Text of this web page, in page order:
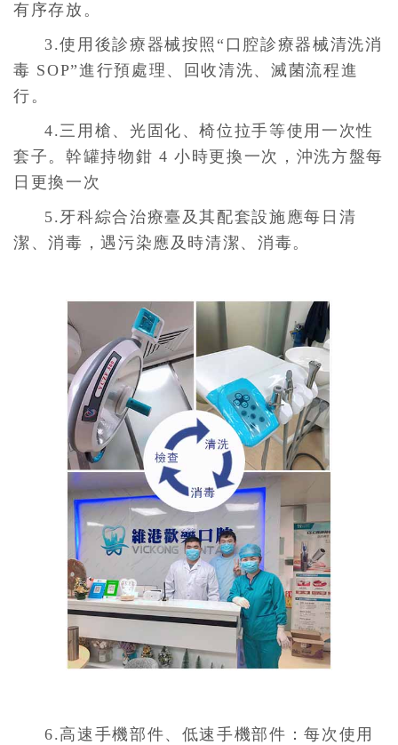
有序存放。
3.使用後診療器械按照“口腔診療器械清洗消
毒 SOP”進行預處理、回收清洗、滅菌流程進
行。
4.三用槍、光固化、椅位拉手等使用一次性
套子。幹罐持物鉗 4 小時更換一次，沖洗方盤每
日更換一次
5.牙科綜合治療臺及其配套設施應每日清
潔、消毒，遇污染應及時清潔、消毒。
6.高速手機部件、低速手機部件：每次使用